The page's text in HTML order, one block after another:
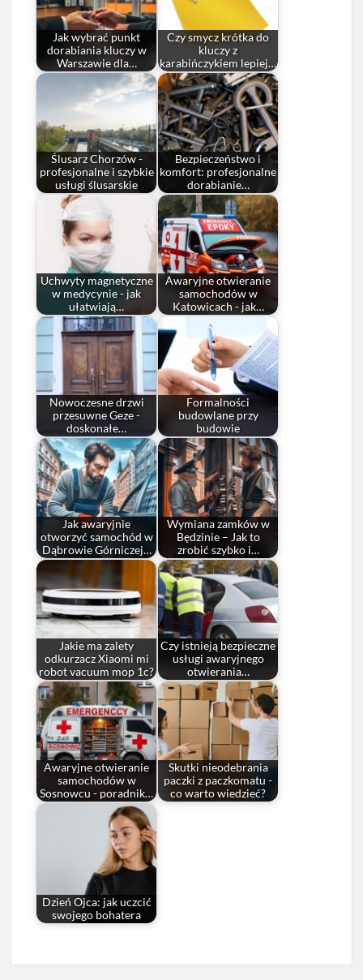
Jak wybrać punkt
dorabiania kluczy w
Warszawie dla…
Czy smycz krótka do
kluczy z
karabińczykiem lepiej…
Ślusarz Chorzów -
profesjonalne i szybkie
usługi ślusarskie
Bezpieczeństwo i
komfort: profesjonalne
dorabianie…
Uchwyty magnetyczne
w medycynie - jak
ułatwiają…
Awaryjne otwieranie
samochodów w
Katowicach - jak…
Nowoczesne drzwi
przesuwne Geze -
doskonałe…
Formalności
budowlane przy
budowie
Jak awaryjnie
otworzyć samochód w
Dąbrowie Górniczej…
Wymiana zamków w
Będzinie – Jak to
zrobić szybko i…
Jakie ma zalety
odkurzacz Xiaomi mi
robot vacuum mop 1c?
Czy istnieją bezpieczne
usługi awaryjnego
otwierania…
Awaryjne otwieranie
samochodów w
Sosnowcu - poradnik…
Skutki nieodebrania
paczki z paczkomatu -
co warto wiedzieć?
Dzień Ojca: jak uczcić
swojego bohatera